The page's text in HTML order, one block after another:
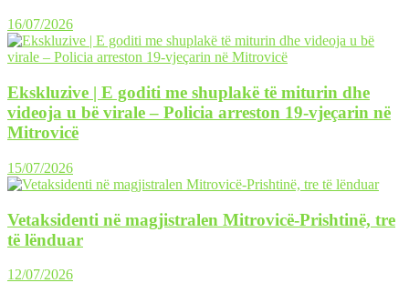
16/07/2026
Ekskluzive | E goditi me shuplakë të miturin dhe
videoja u bë virale – Policia arreston 19-vjeçarin në
Mitrovicë
15/07/2026
Vetaksidenti në magjistralen Mitrovicë-Prishtinë, tre
të lënduar
12/07/2026